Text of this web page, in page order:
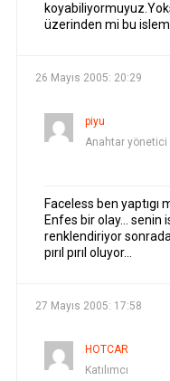
üzerinden mi bu islem
26 Mayıs 2005: 20:29
piyu
Anahtar yönetici
Faceless ben yaptıgı
Enfes bir olay… senin
renklendiriyor
pırıl pırıl oluyor…
27 Mayıs 2005: 17:58
HOTCAR
Katılımcı